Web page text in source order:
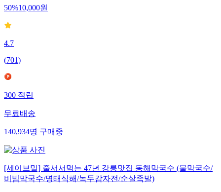
50%10,000원
4.7
(701)
300 적립
무료배송
140,934명 구매중
[세이브밀] 줄서서먹는 47년 강릉맛집 동해막국수 (물막국수/
비빔막국수/명태식해/녹두감자전/순살족발)